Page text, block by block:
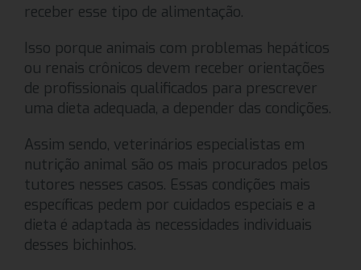
receber esse tipo de alimentação.
Isso porque animais com problemas hepáticos
ou renais crônicos devem receber orientações
de profissionais qualificados para prescrever
uma dieta adequada, a depender das condições.
Assim sendo, veterinários especialistas em
nutrição animal são os mais procurados pelos
tutores nesses casos. Essas condições mais
específicas pedem por cuidados especiais e a
dieta é adaptada às necessidades individuais
desses bichinhos.